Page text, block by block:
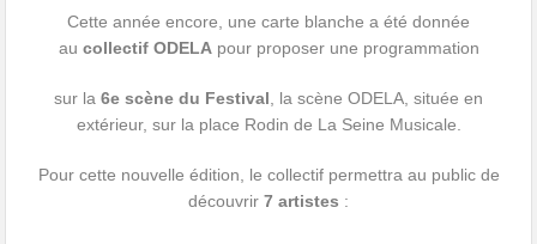
Cette année encore, une carte blanche a été donnée
au collectif ODELApour proposer une programmation
sur la 6e scène du Festival, la scène ODELA, située en
extérieur, sur la place Rodin de La Seine Musicale.
Pour cette nouvelle édition, le collectif permettra au public de
découvrir 7 artistes :